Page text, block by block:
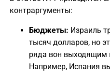
контраргументы:
Бюджеты: Израиль
тысяч долларов, но
ряда вон выходящим
Например, Испания